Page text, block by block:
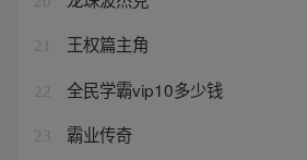
21 王权篇主角
22 全民学霸vip10多少钱
23 霸业传奇